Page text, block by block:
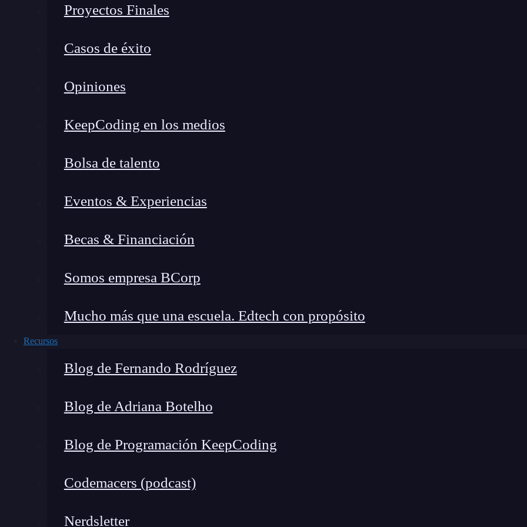
Proyectos Finales
Casos de éxito
Opiniones
KeepCoding en los medios
Bolsa de talento
Eventos & Experiencias
Becas & Financiación
Somos empresa BCorp
Mucho más que una escuela. Edtech con propósito
Recursos
Blog de Fernando Rodríguez
Blog de Adriana Botelho
Blog de Programación KeepCoding
Codemacers (podcast)
Nerdsletter
Cuando comencé a trabajar con CMD, me encontré con que
texto, lo que dificultaba ver los resultados
La posibilidad de limpiar la pantalla me permitió seguir trabajando de forma más organizada, sin